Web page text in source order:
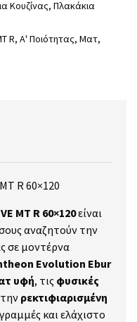
Κουζίνας, Πλακάκια
R, Α' Ποιότητας, Ματ,
R 60×120
MT R 60×120είναι
αναζητούν την
σε μοντέρνα
Evolution Ebur
υφή, τις φυσικές
ρεκτιφιαρισμένη
και ελάχιστο